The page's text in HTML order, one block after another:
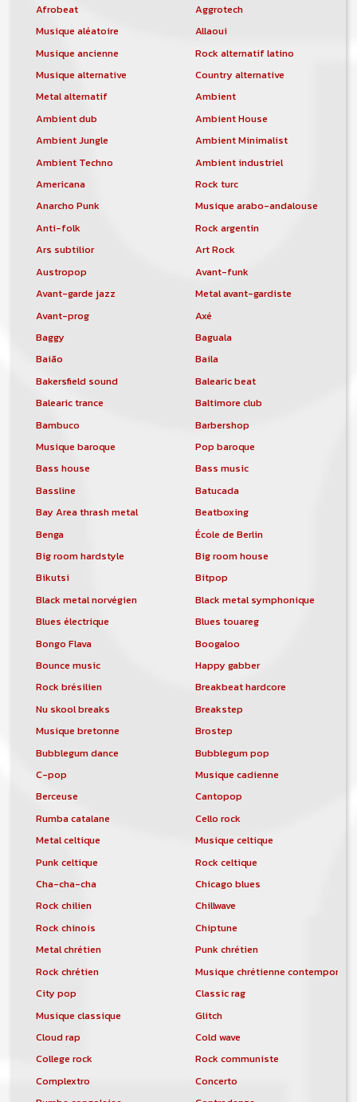
Afrobeat
Aggrotech
Musique aléatoire
Allaoui
Musique ancienne
Rock alternatif latino
Musique alternative
Country alternative
Metal alternatif
Ambient
Ambient dub
Ambient House
Ambient Jungle
Ambient Minimalist
Ambient Techno
Ambient industriel
Americana
Rock turc
Anarcho Punk
Musique arabo-andalouse
Anti-folk
Rock argentin
Ars subtilior
Art Rock
Austropop
Avant-funk
Avant-garde jazz
Metal avant-gardiste
Avant-prog
Axé
Baggy
Baguala
Baião
Baila
Bakersfield sound
Balearic beat
Balearic trance
Baltimore club
Bambuco
Barbershop
Musique baroque
Pop baroque
Bass house
Bass music
Bassline
Batucada
Bay Area thrash metal
Beatboxing
Benga
École de Berlin
Big room hardstyle
Big room house
Bikutsi
Bitpop
Black metal norvégien
Black metal symphonique
Blues électrique
Blues touareg
Bongo Flava
Boogaloo
Bounce music
Happy gabber
Rock brésilien
Breakbeat hardcore
Nu skool breaks
Breakstep
Musique bretonne
Brostep
Bubblegum dance
Bubblegum pop
C-pop
Musique cadienne
Berceuse
Cantopop
Rumba catalane
Cello rock
Metal celtique
Musique celtique
Punk celtique
Rock celtique
Cha-cha-cha
Chicago blues
Rock chilien
Chillwave
Rock chinois
Chiptune
Metal chrétien
Punk chrétien
Rock chrétien
Musique chrétienne
City pop
Classic rag
Musique classique
Glitch
Cloud rap
Cold wave
College rock
Rock communiste
Complextro
Concerto